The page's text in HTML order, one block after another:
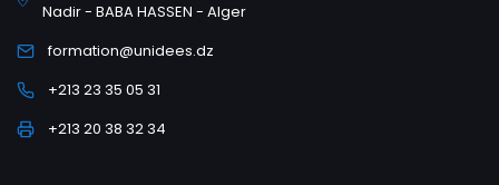
Nadir - BABA HASSEN - Alger
formation@unidees.dz
+213 23 35 05 31
+213 20 38 32 34